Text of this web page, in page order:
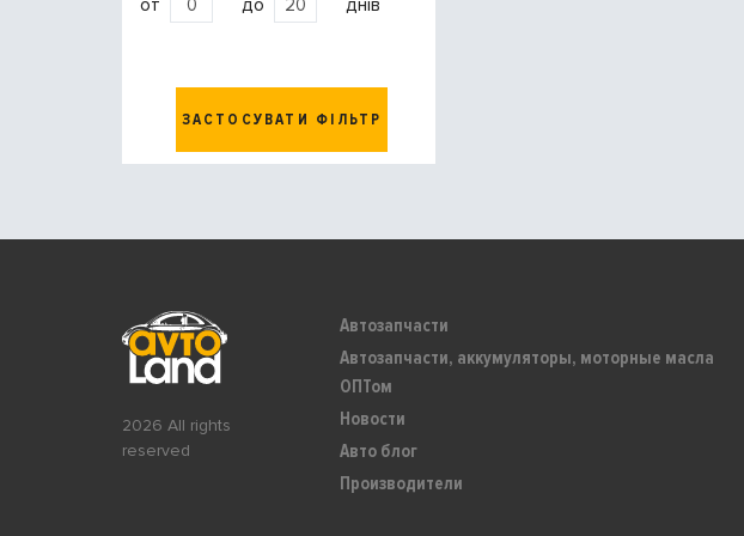
ЗАСТОСУВАТИ ФІЛЬТР
2026 All rights
reserved
Автозапчасти
Автозапчасти, аккумуляторы, моторные масла
ОПТом
Новости
Авто блог
Производители